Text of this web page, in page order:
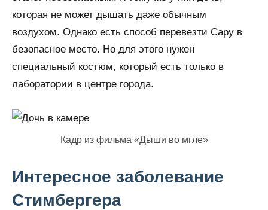
которая не может дышать даже обычным
воздухом. Однако есть способ перевезти Сару в
безопасное место. Но для этого нужен
специальный костюм, который есть только в
лаборатории в центре города.
Кадр из фильма «Дыши во мгле»
Интересное заболевание
Стимбергера